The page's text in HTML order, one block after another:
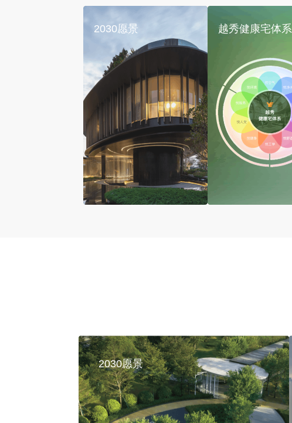
2030愿景 越秀健康宅体系
2030愿景